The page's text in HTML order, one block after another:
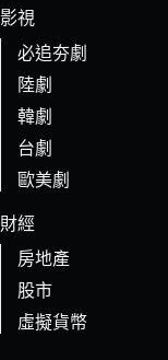
影視
必追夯劇
陸劇
韓劇
台劇
歐美劇
財經
房地產
股市
虛擬貨幣